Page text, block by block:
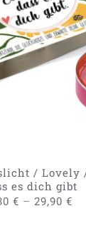
WÄHLEN
/ Lovely
es dich gibt
€ – 29,90 €